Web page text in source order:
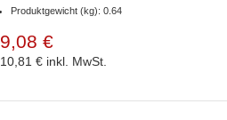
Produktgewicht (kg): 0.64
9,08 €
10,81 € inkl. MwSt.